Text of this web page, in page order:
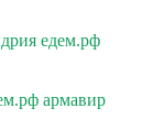
едем.рф
армавир